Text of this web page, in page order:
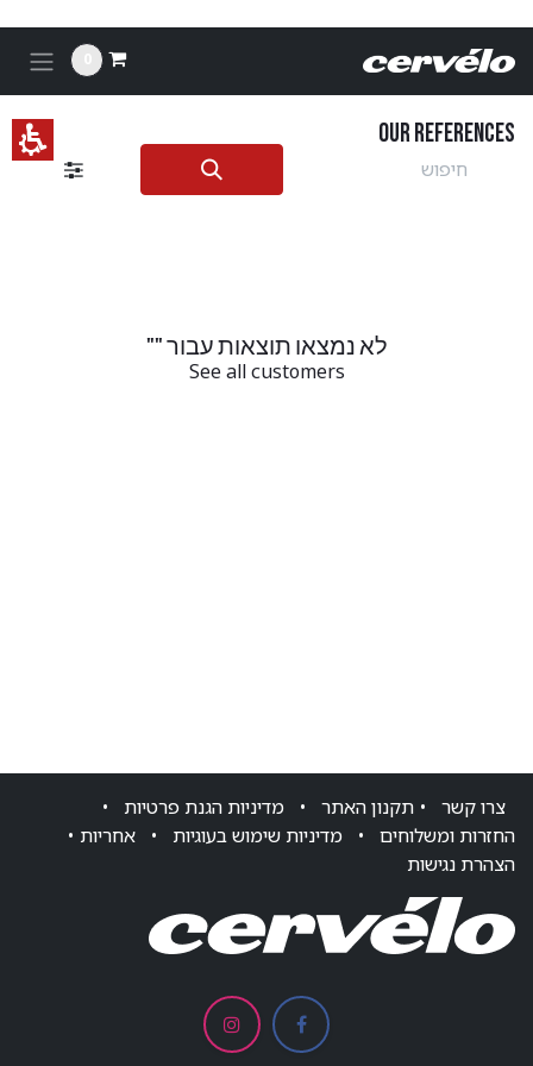
Our references
לא נמצאו תוצאות עבור ""
See all customers
צרו ק​שר • תקנון האתר • מדיניות הגנת פרטיות
•
החזרות ומשלוחים
• מדיניות שימוש בעוגיות • אחריות •
הצהרת נגישות